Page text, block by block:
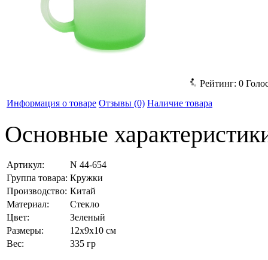
Рейтинг: 0
Информация о товаре Отзывы (0) Наличие товара
Основные
Артикул:
N 44-654
Группа товара: Кружки
Производство: Китай
Материал:
Стекло
Цвет:
Зеленый
Размеры:
12x9x10 см
Вес:
335 гр